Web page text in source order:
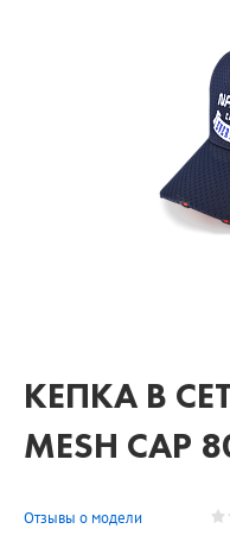
КЕПКА В
MESH CAP
Отзывы о модели